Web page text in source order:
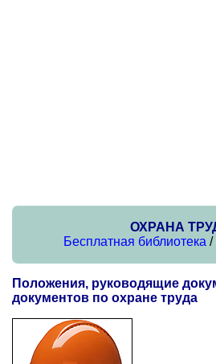
ОХРАНА
Бесплатная библиотека /
Положения, руководящие
документов по охране труда